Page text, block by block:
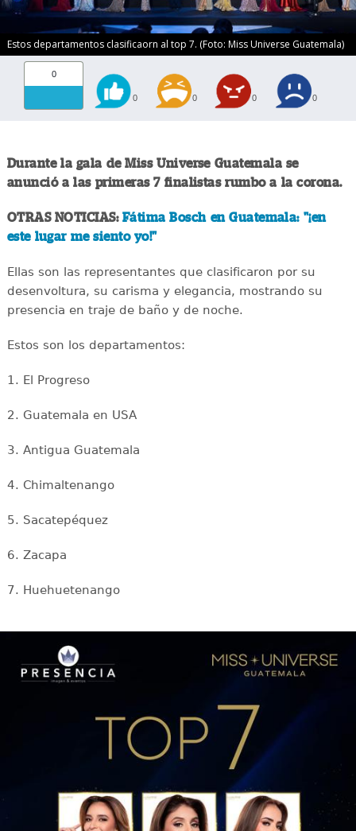
Estos departamentos clasificaorn al top 7. (Foto: Miss Universe Guatemala)
0
0 0 0 0
Durante la gala de Miss Universe Guatemala se
anunció a las primeras 7 finalistas rumbo a la corona.
OTRAS NOTICIAS: Fátima Bosch en Guatemala: "¡en
este lugar me siento yo!"
Ellas son las representantes que clasificaron por su
desenvoltura, su carisma y elegancia, mostrando su
presencia en traje de baño y de noche.
Estos son los departamentos:
1. El Progreso
2. Guatemala en USA
3. Antigua Guatemala
4. Chimaltenango
5. Sacatepéquez
6. Zacapa
7. Huehuetenango